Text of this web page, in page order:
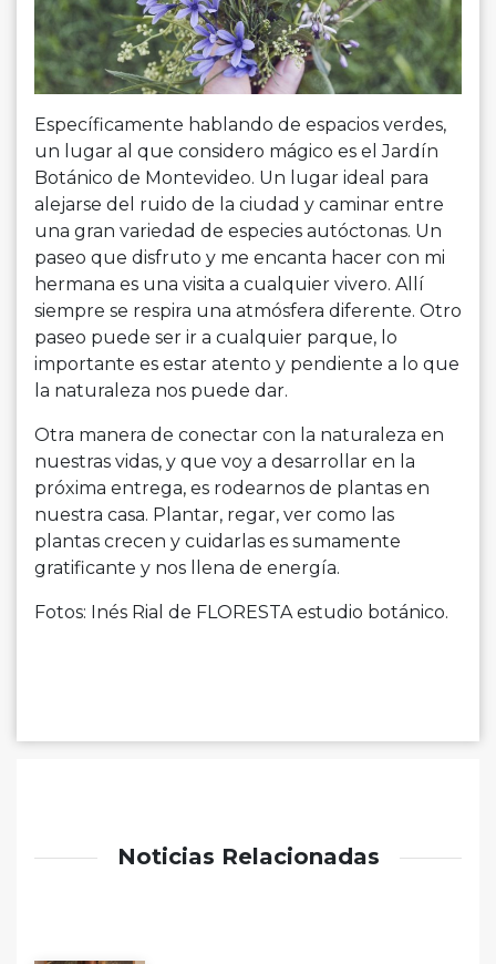
Específi­camente hablando de espacios verdes,
un lugar al que considero mágico es el Jardín
Botánico de Montevideo. Un lugar ideal para
alejarse del ruido de la ciudad y caminar entre
una gran variedad de especies autóctonas. Un
paseo que disfruto y me encanta hacer con mi
hermana es una visita a cualquier vivero. Allí
siempre se respira una atmósfera diferente. Otro
paseo puede ser ir a cualquier parque, lo
importante es estar atento y pendiente a lo que
la naturaleza nos puede dar.
Otra manera de conectar con la naturaleza en
nuestras vidas, y que voy a desarrollar en la
próxima entrega, es rodearnos de plantas en
nuestra casa. Plantar, regar, ver como las
plantas crecen y cuidarlas es sumamente
gratifi­cante y nos llena de energía.
Fotos: Inés Rial de FLORESTA estudio botánico.
Noticias Relacionadas